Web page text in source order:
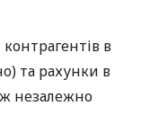
в
та рахунки в
незалежно